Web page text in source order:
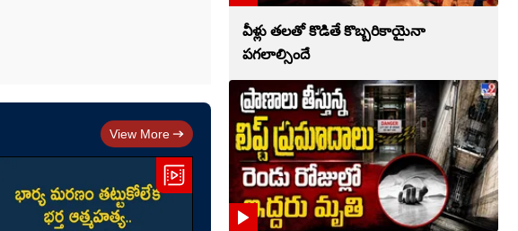
View More
వీళ్లు తలతో కొడితే కొబ్బరికాయైనా
పగలాల్సిందే